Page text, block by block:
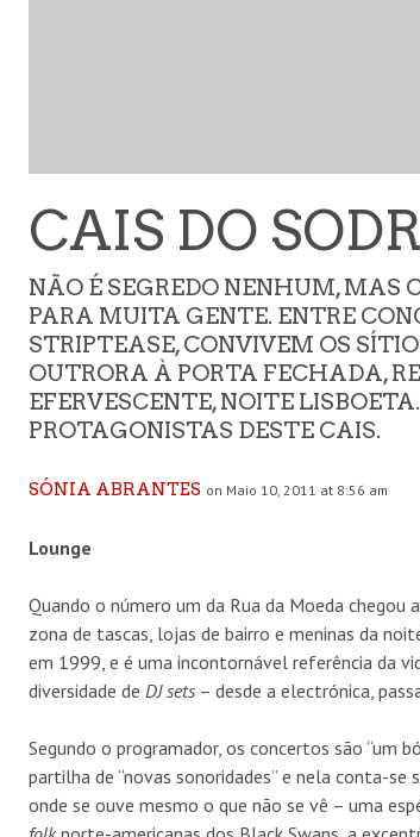
CAIS DO
NÃO É SEGREDO NENHUM, MAS
PARA MUITA GENTE. ENTRE
STRIPTEASE, CONVIVEM OS
OUTRORA À PORTA FECHADA,
EFERVESCENTE, NOITE
PROTAGONISTAS DESTE CAIS.
SÓNIA ABRANTES on Maio 10, 2011 at 8:56 am
Lounge
Quando o número um da Rua da Moeda
zona de tascas, lojas de bairro e meninas da
em 1999, e é uma incontornável referência da
diversidade de DJ sets – desde a electrónica,
Segundo o programador, os concertos são “um
partilha de “novas sonoridades” e nela conta-
onde se ouve mesmo o que não se vê – uma